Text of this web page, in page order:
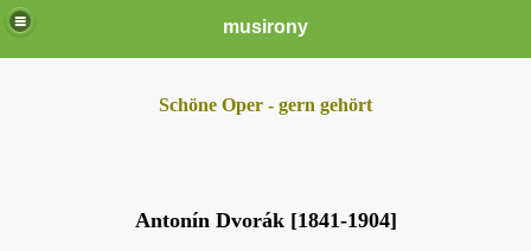
musirony
Schöne Oper - gern gehört
Antonín Dvorák [1841-1904]